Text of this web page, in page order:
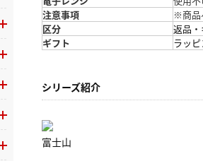
注意事項
※商品
区分
返品・
ギフト
ラッ
シリーズ紹介
富士山